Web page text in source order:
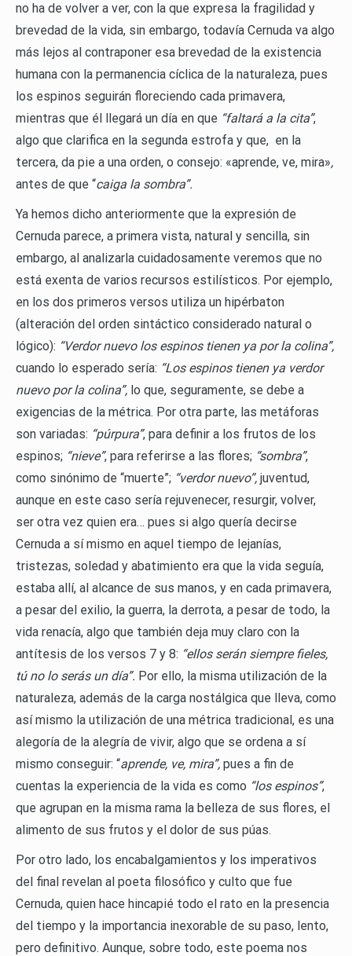
no ha de volver a ver, con la que expresa la fragilidad y
brevedad de la vida, sin embargo, todavía Cernuda va algo
más lejos al contraponer esa brevedad de la existencia
humana con la permanencia cíclica de la naturaleza, pues
los espinos seguirán floreciendo cada primavera,
mientras que él llegará un día en que “faltará a la cita”,
algo que clarifica en la segunda estrofa y que, en la
tercera, da pie a una orden, o consejo: «aprende, ve, mira»,
antes de que “caiga la sombra”.
Ya hemos dicho anteriormente que la expresión de
Cernuda parece, a primera vista, natural y sencilla, sin
embargo, al analizarla cuidadosamente veremos que no
está exenta de varios recursos estilísticos. Por ejemplo,
en los dos primeros versos utiliza un hipérbaton
(alteración del orden sintáctico considerado natural o
lógico): “Verdor nuevo los espinos tienen ya por la colina”,
cuando lo esperado sería: “Los espinos tienen ya verdor
nuevo por la colina”, lo que, seguramente, se debe a
exigencias de la métrica. Por otra parte, las metáforas
son variadas: “púrpura”, para definir a los frutos de los
espinos; “nieve”, para referirse a las flores; “sombra”,
como sinónimo de “muerte”; “verdor nuevo”, juventud,
aunque en este caso sería rejuvenecer, resurgir, volver,
ser otra vez quien era… pues si algo quería decirse
Cernuda a sí mismo en aquel tiempo de lejanías,
tristezas, soledad y abatimiento era que la vida seguía,
estaba allí, al alcance de sus manos, y en cada primavera,
a pesar del exilio, la guerra, la derrota, a pesar de todo, la
vida renacía, algo que también deja muy claro con la
antítesis de los versos 7 y 8: “ellos serán siempre fieles,
tú no lo serás un día”. Por ello, la misma utilización de la
naturaleza, además de la carga nostálgica que lleva, como
así mismo la utilización de una métrica tradicional, es una
alegoría de la alegría de vivir, algo que se ordena a sí
mismo conseguir: “aprende, ve, mira”, pues a fin de
cuentas la experiencia de la vida es como “los espinos”,
que agrupan en la misma rama la belleza de sus flores, el
alimento de sus frutos y el dolor de sus púas.
Por otro lado, los encabalgamientos y los imperativos
del final revelan al poeta filosófico y culto que fue
Cernuda, quien hace hincapié todo el rato en la presencia
del tiempo y la importancia inexorable de su paso, lento,
pero definitivo. Aunque, sobre todo, este poema nos